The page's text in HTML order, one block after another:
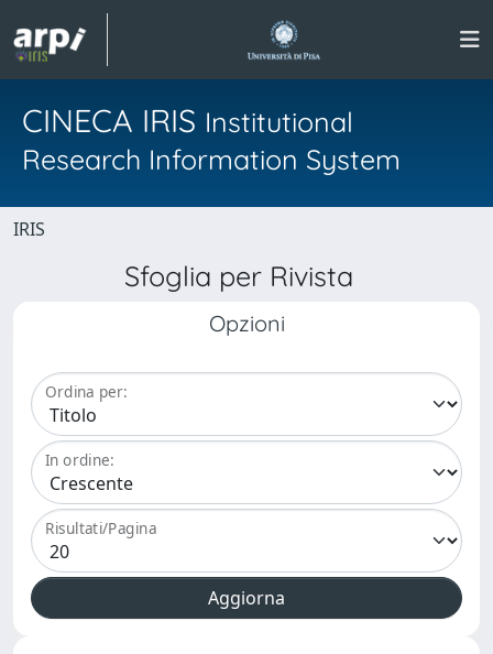
CINECA IRIS Institutional
Research Information System
IRIS
Sfoglia per Rivista
Opzioni
Ordina per:
In ordine:
Risultati/Pagina